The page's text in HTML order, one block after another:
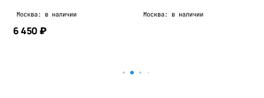
Москва: в наличии
6 450 ₽
Москва: в наличии